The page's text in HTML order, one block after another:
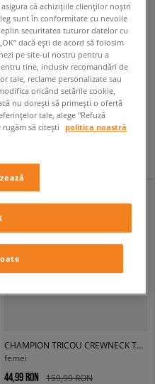
CHAMPION TRICOU CREWNECK TEE
femei
48,99 RON
169,99 RON
49,99 RON - cel mai mic preț
CHAMPION TRICOU CREWNECK TRICOU
femei
44,99 RON
159,99 RON
că achizițiile clienților noștri
sunt în conformitate cu nevoile
securitatea tuturor datelor cu
dacă ești de acord să folosim
pe site-ul nostru pentru a
tine, inclusiv recomandări de
tale, reclame personalizate sau
oricând setările cookie,
nu dorești să primești o ofertă
tale, alege "Refuză
să citești
politica noastră